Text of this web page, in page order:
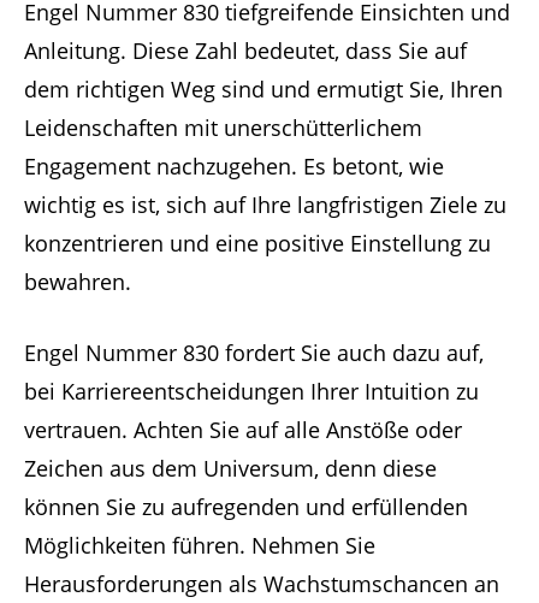
Engel Nummer 830 tiefgreifende Einsichten und
Anleitung. Diese Zahl bedeutet, dass Sie auf
dem richtigen Weg sind und ermutigt Sie, Ihren
Leidenschaften mit unerschütterlichem
Engagement nachzugehen. Es betont, wie
wichtig es ist, sich auf Ihre langfristigen Ziele zu
konzentrieren und eine positive Einstellung zu
bewahren.
Engel Nummer 830 fordert Sie auch dazu auf,
bei Karriereentscheidungen Ihrer Intuition zu
vertrauen. Achten Sie auf alle Anstöße oder
Zeichen aus dem Universum, denn diese
können Sie zu aufregenden und erfüllenden
Möglichkeiten führen. Nehmen Sie
Herausforderungen als Wachstumschancen an